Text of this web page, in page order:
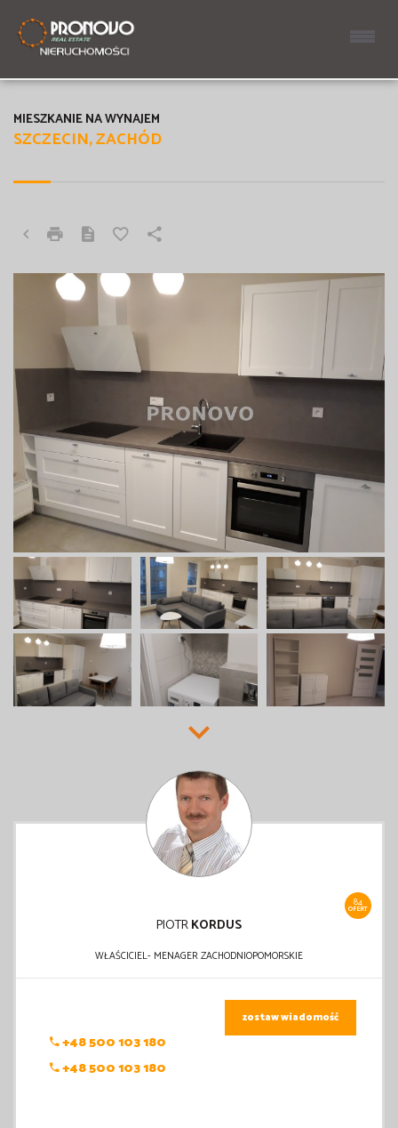
SZCZECIN, ZACHÓD
MIESZKANIE NA WYNAJEM
84
OFERT
PIOTRKORDUS
WŁAŚCICIEL- MENAGER ZACHODNIOPOMORSKIE
+48 500 103 180
+48 500 103 180
zostaw wiadomość